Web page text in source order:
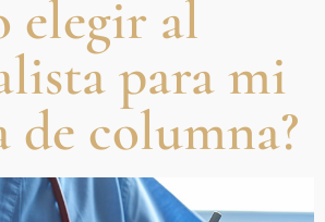
elegir al
para mi
de columna?